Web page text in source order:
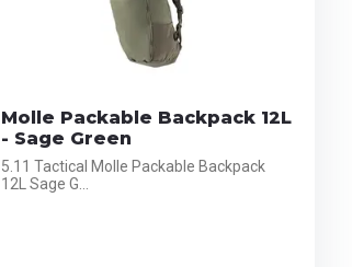
Molle Packable Backpack 12L
- Sage Green
5.11 Tactical Molle Packable Backpack
12L Sage G...